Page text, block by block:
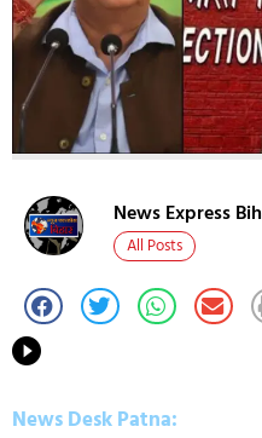
News Express
All Posts
News Desk Patna: